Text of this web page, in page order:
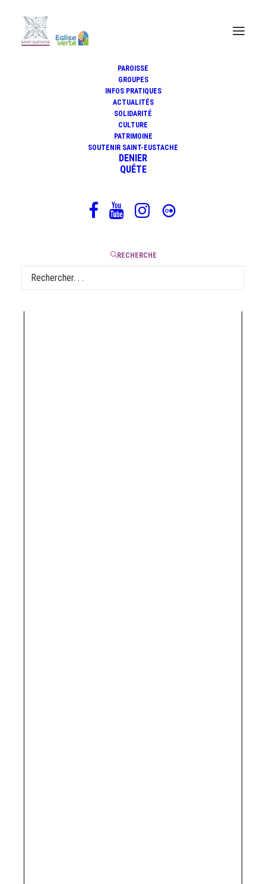
PAROISSE
GROUPES
INFOS PRATIQUES
ACTUALITÉS
SOLIDARITÉ
CULTURE
PATRIMOINE
SOUTENIR SAINT-EUSTACHE
DENIER
QUÊTE
RECHERCHE
Paris Notre-Dame n°1988 (11-
01-2024)
9 février 2024